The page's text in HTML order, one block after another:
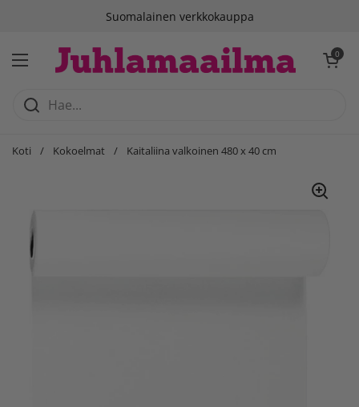
Suomalainen verkkokauppa
Avaa valikko
Avaa 0
Koti / Kokoelmat / Kaitaliina valkoinen 480 x 40 cm